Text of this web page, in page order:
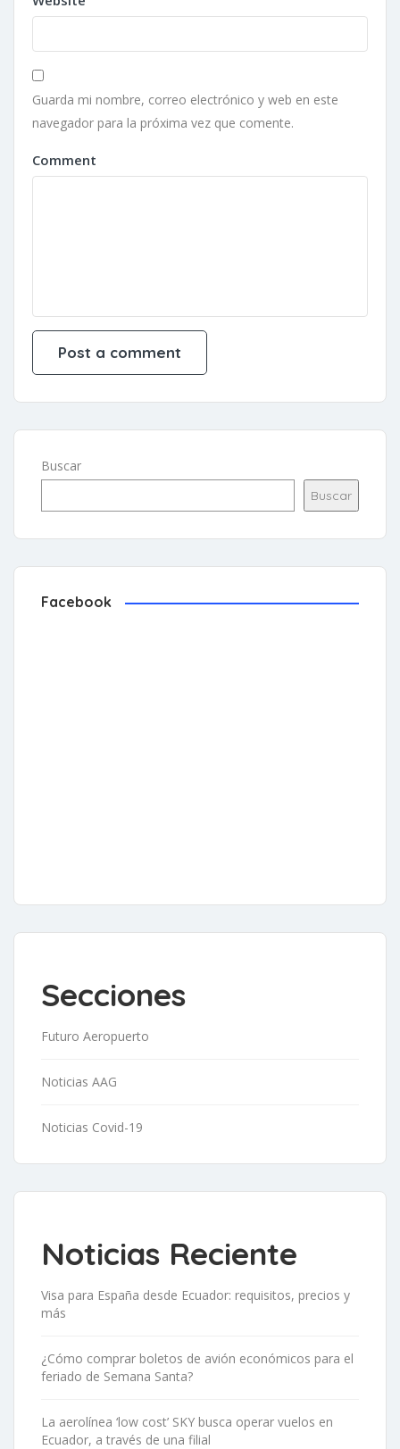
Guarda mi nombre, correo electrónico y web en este
navegador para la próxima vez que comente.
Comment
Buscar
Buscar
Facebook
Secciones
Futuro Aeropuerto
Noticias AAG
Noticias Covid-19
Noticias Reciente
Visa para España desde Ecuador: requisitos, precios y
más
¿Cómo comprar boletos de avión económicos para el
feriado de Semana Santa?
La aerolínea ‘low cost’ SKY busca operar vuelos en
Ecuador, a través de una filial